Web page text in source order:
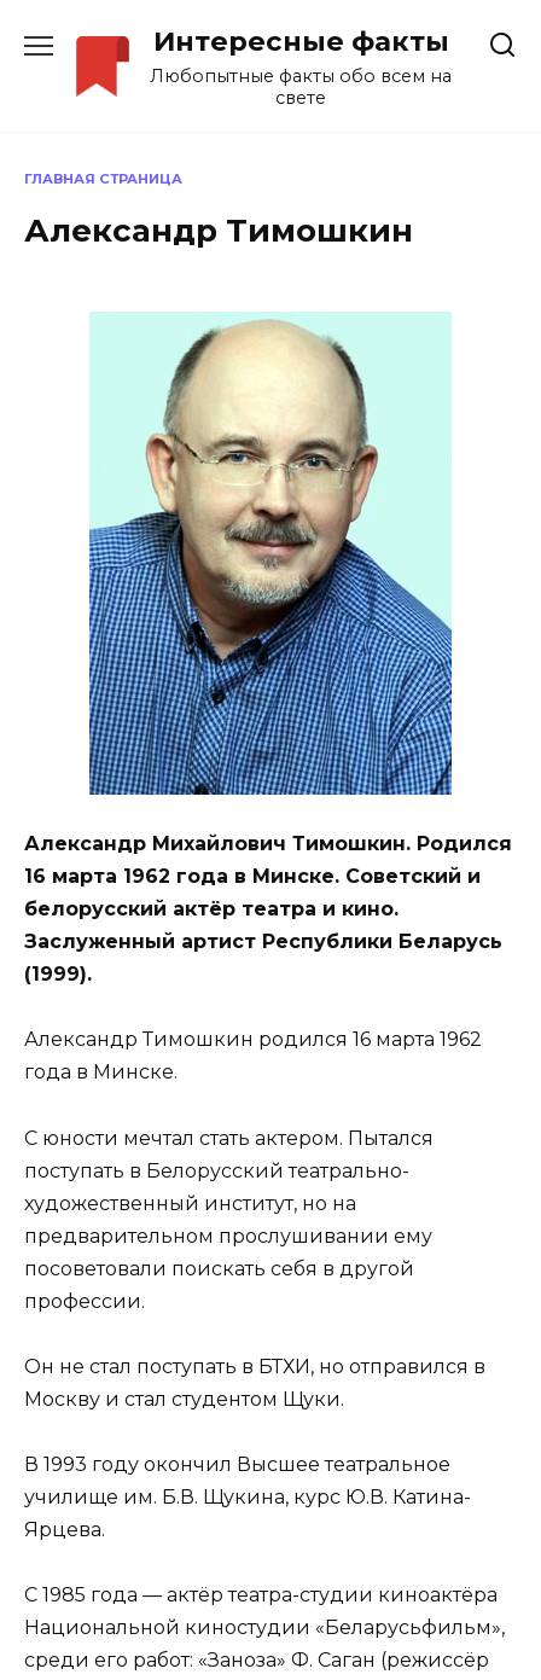
содержанию
Интересные факты
Любопытные факты обо всем на
свете
ГЛАВНАЯ СТРАНИЦА
Александр Тимошкин
Александр Михайлович Тимошкин. Родился
16 марта 1962 года в Минске. Советский и
белорусский актёр театра и кино.
Заслуженный артист Республики Беларусь
(1999).
Александр Тимошкин родился 16 марта 1962
года в Минске.
С юности мечтал стать актером. Пытался
поступать в Белорусский театрально-
художественный институт, но на
предварительном прослушивании ему
посоветовали поискать себя в другой
профессии.
Он не стал поступать в БТХИ, но отправился в
Москву и стал студентом Щуки.
В 1993 году окончил Высшее театральное
училище им. Б.В. Щукина, курс Ю.В. Катина-
Ярцева.
С 1985 года — актёр театра-студии киноактёра
Национальной киностудии «Беларусьфильм»,
среди его работ: «Заноза» Ф. Саган (режиссёр